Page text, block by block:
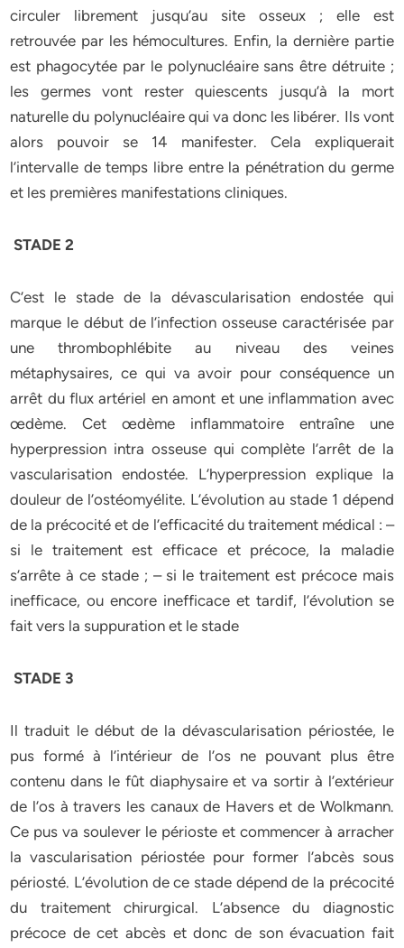
circuler librement jusqu’au site osseux ; elle est
retrouvée par les hémocultures. Enfin, la dernière partie
est phagocytée par le polynucléaire sans être détruite ;
les germes vont rester quiescents jusqu’à la mort
naturelle du polynucléaire qui va donc les libérer. Ils vont
alors pouvoir se 14 manifester. Cela expliquerait
l’intervalle de temps libre entre la pénétration du germe
et les premières manifestations cliniques.
STADE 2
C’est le stade de la dévascularisation endostée qui
marque le début de l’infection osseuse caractérisée par
une thrombophlébite au niveau des veines
métaphysaires, ce qui va avoir pour conséquence un
arrêt du flux artériel en amont et une inflammation avec
œdème. Cet œdème inflammatoire entraîne une
hyperpression intra osseuse qui complète l’arrêt de la
vascularisation endostée. L’hyperpression explique la
douleur de l’ostéomyélite. L’évolution au stade 1 dépend
de la précocité et de l’efficacité du traitement médical : –
si le traitement est efficace et précoce, la maladie
s’arrête à ce stade ; – si le traitement est précoce mais
inefficace, ou encore inefficace et tardif, l’évolution se
fait vers la suppuration et le stade
STADE 3
Il traduit le début de la dévascularisation périostée, le
pus formé à l’intérieur de l’os ne pouvant plus être
contenu dans le fût diaphysaire et va sortir à l’extérieur
de l’os à travers les canaux de Havers et de Wolkmann.
Ce pus va soulever le périoste et commencer à arracher
la vascularisation périostée pour former l’abcès sous
périosté. L’évolution de ce stade dépend de la précocité
du traitement chirurgical. L’absence du diagnostic
précoce de cet abcès et donc de son évacuation fait